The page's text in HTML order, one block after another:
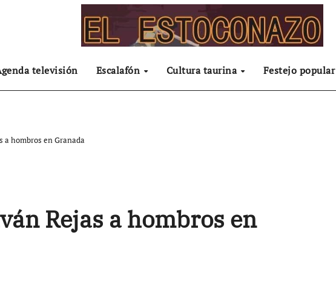
televisión Escalafón Cultura taurina Festejo popular
a hombros en Granada
Rejas a hombros en